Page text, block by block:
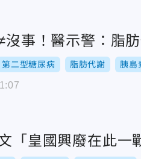
沒事！醫示警：脂
第二型糖尿病 脂肪代謝 胰島
「皇國興廢在此一